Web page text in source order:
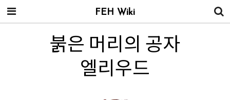
붉은 머리의 공자
엘리우드
FEH Wiki